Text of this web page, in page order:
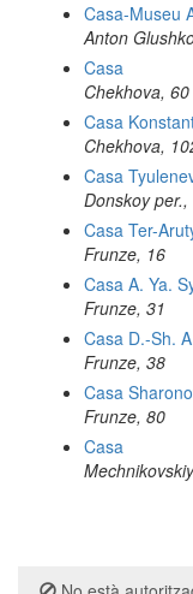
Casa-Museu
Anton
Casa
Chekhova, 60
Casa
Chekhova,
Casa
Donskoy per.,
Casa Ter-
Frunze, 16
Casa A. Ya.
Frunze, 31
Casa D.-Sh.
Frunze, 38
Casa
Frunze, 80
Casa